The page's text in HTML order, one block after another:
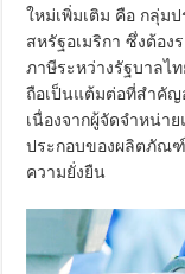
ใหม่เพิ่มเติม คือ กลุ่ม
สหรัฐอเมริกา ซึ่งต้อง
ภาษีระหว่างรัฐบาลไ
ถือเป็นแต้มต่อที่สำคัญ
เนื่องจากผู้จัดจำหน่า
ประกอบของผลิตภัณฑ์
ความยั่งยืน